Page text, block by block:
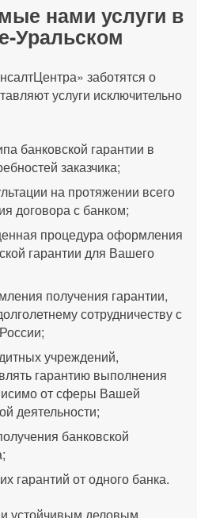
нами услуги в
Уральском
заботятся о
услуги исключительно
банковской гарантии в
заказчика;
на протяжении всего
договора с банком;
процедура оформления
гарантии для Вашего
получения гарантии,
сотрудничеству с
учреждений,
гарантию выполнения
от сферы Вашей
деятельности;
банковской
гарантий от одного банка.